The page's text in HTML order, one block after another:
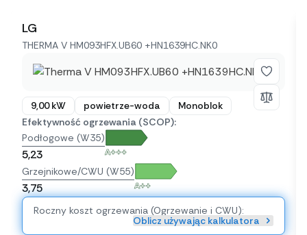
LG
THERMA V HM093HFX.UB60 +HN1639HC.NK0
9,00 kW powietrze-woda
Monoblok
Efektywność ogrzewania (SCOP):
Podłogowe (W35)
5,23 A+++
Grzejnikowe/CWU (W55)
3,75 A++
Roczny koszt ogrzewania (Ogrzewanie i CWU):
Oblicz używając kalkulatora